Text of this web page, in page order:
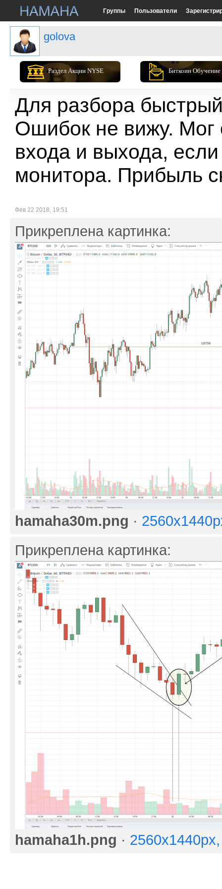
Группы Пользователи
golova
Раздел Акции NYSE Биткоин Обучение
Для разбора
Ошибок не вижу. Мог
входа и выхода,
монитора. Прибыль
Фев 22 2018, 19:51
Прикреплена картинка:
hamaha30m.png ·
Прикреплена картинка:
hamaha1h.png ·